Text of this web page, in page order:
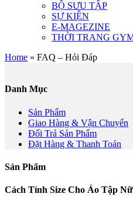
BỘ SƯU TẬP
SỰ KIỆN
E-MAGEZINE
THỜI TRANG
Home » FAQ – Hỏi Đáp
Danh Mục
Sản Phẩm
Giao Hàng & Vận Chuyển
Đổi Trả Sản Phẩm
Đặt Hàng & Thanh Toán
Sản Phẩm
Cách Tính Size Cho Áo Tập Nữ